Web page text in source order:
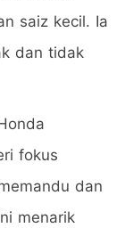
saiz kecil. Ia
dan tidak
fokus
dan
menarik